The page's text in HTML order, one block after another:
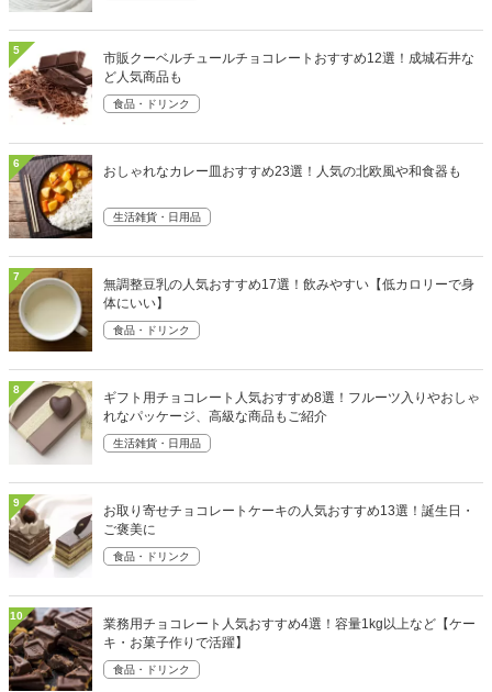
5
市販クーベルチュールチョコレートおすすめ12選！成城石井な
ど人気商品も
食品・ドリンク
6
おしゃれなカレー皿おすすめ23選！人気の北欧風や和食器も
生活雑貨・日用品
7
無調整豆乳の人気おすすめ17選！飲みやすい【低カロリーで身
体にいい】
食品・ドリンク
8
ギフト用チョコレート人気おすすめ8選！フルーツ入りやおしゃ
れなパッケージ、高級な商品もご紹介
生活雑貨・日用品
9
お取り寄せチョコレートケーキの人気おすすめ13選！誕生日・
ご褒美に
食品・ドリンク
10
業務用チョコレート人気おすすめ4選！容量1kg以上など【ケー
キ・お菓子作りで活躍】
食品・ドリンク